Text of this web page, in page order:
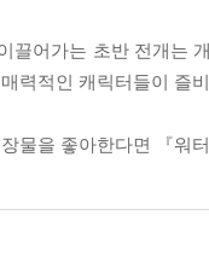
끌어가는 초반 전개는
력적인 캐릭터들이 즐
물을 좋아한다면 『워